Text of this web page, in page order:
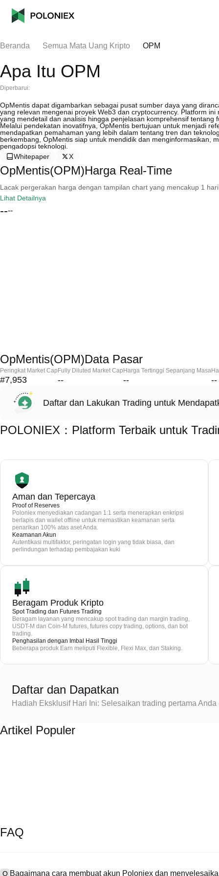
Beranda Semua Mata Uang Kripto OPM
Apa Itu OPM
Diperbarui:
OpMentis dapat digambarkan sebagai pusat sumber daya yang
yang relevan mengenai proyek Web3 dan cryptocurrency. Platform
yang mendetail dan analisis hingga penjelasan komprehensif tentang
Melalui pendekatan inovatifnya, OpMentis bertujuan untuk menjadi
mendapatkan pemahaman yang lebih dalam tentang tren dan
berkembang, OpMentis siap untuk mendidik dan menginformasikan,
pengadopsi teknologi.
Whitepaper
X
OpMentis(OPM)Harga Real-Time
Lacak pergerakan harga dengan tampilan chart yang mencakup 1
Lihat Detailnya
----
OpMentis(OPM)Data Pasar
Peringkat Market Cap
#7,953
Fully Diluted Market Cap
--
Harga Tertinggi Sepanjang Masa
-- --
Daftar dan Lakukan Trading untuk
POLONIEX：Platform Terbaik untuk
Aman dan Tepercaya
Proof of Reserves
Poloniex menyediakan cadangan 1:1 serta menerapkan enkripsi
berlapis dan wallet offline untuk memastikan keamanan serta
penarikan 100% atas aset Anda.
Keamanan Akun
Autentikasi multifaktor, peringatan login yang tidak biasa, dan
perlindungan terhadap pembajakan kuki
Beragam Produk Kripto
Spot Trading dan Futures Trading
Beragam layanan yang mencakup spot trading dan margin trading,
USDT-M dan Coin-M futures, futures copy trading, options, dan bot
trading.
Penghasilan dengan Imbal Hasil Tinggi
Beberapa produk Earn meliputi Flexible, Flexi Max, dan Staking.
Daftar dan Dapatkan
Hadiah Eksklusif Hari Ini: Selesaikan trading pertama
Artikel Populer
FAQ
Q Bagaimana cara membuat akun Poloniex dan